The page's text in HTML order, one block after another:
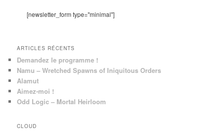
[newsletter_form type="minimal"]
ARTICLES RÉCENTS
Demandez le programme !
Namu – Wretched Spawns of Iniquitous Orders
Alamut
Aimez-moi !
Odd Logic – Mortal Heirloom
CLOUD